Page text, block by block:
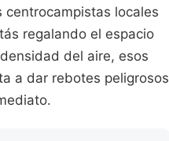
locales
regalando el espacio
del aire, esos
a dar rebotes peligrosos